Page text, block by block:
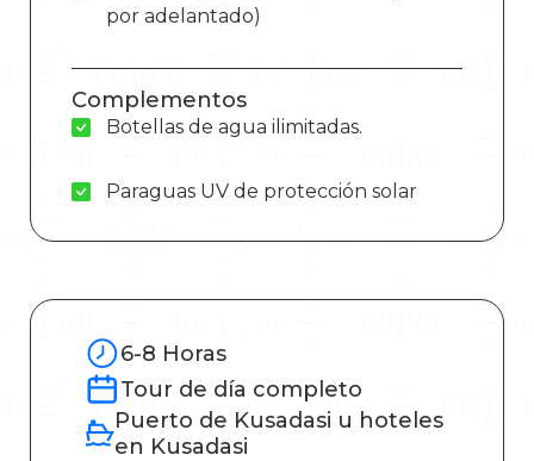
por adelantado)
Complementos
Botellas de agua ilimitadas.
Paraguas UV de protección solar
6-8 Horas
Tour de día completo
Puerto de Kusadasi u hoteles
en Kusadasi